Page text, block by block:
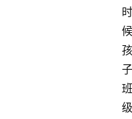
时
候
孩
子
班
级